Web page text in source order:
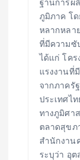
ฐานการผ
ภูมิภาค โ
หลากหลา
ที่มีความซั
ได้แก่ โคร
แรงงานที่
จากภาครั
ประเทศไ
ทางภูมิศา
ตลาดสุขภ
สำนักงาน
ระบุว่า อุต